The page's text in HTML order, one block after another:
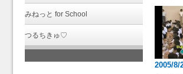
みねっと for School
つるちきゅ♡
2005/8/